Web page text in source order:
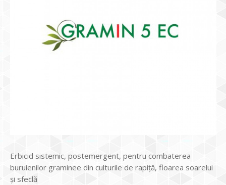
Erbicid sistemic, postemergent, pentru combaterea
buruienilor graminee din culturile de rapiţă, floarea soarelui
şi sfeclă